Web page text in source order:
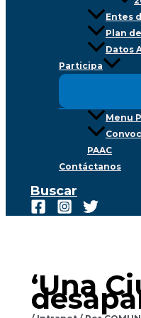
Entes
Plan
Datos
Participa
Menu
PAAC
Contáctanos
Buscar
‘Una